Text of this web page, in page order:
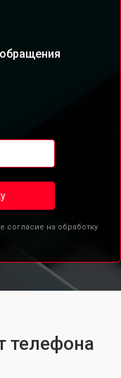
согласие на обработку
телефона